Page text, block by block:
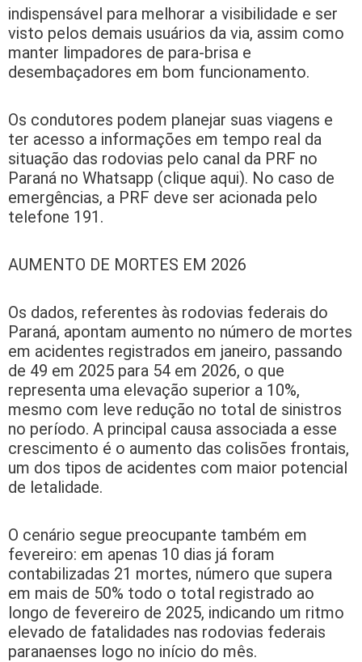
indispensável para melhorar a visibilidade e ser
visto pelos demais usuários da via, assim como
manter limpadores de para-brisa e
desembaçadores em bom funcionamento.
Os condutores podem planejar suas viagens e
ter acesso a informações em tempo real da
situação das rodovias pelo canal da PRF no
Paraná no Whatsapp (clique aqui). No caso de
emergências, a PRF deve ser acionada pelo
telefone 191.
AUMENTO DE MORTES EM 2026
Os dados, referentes às rodovias federais do
Paraná, apontam aumento no número de mortes
em acidentes registrados em janeiro, passando
de 49 em 2025 para 54 em 2026, o que
representa uma elevação superior a 10%,
mesmo com leve redução no total de sinistros
no período. A principal causa associada a esse
crescimento é o aumento das colisões frontais,
um dos tipos de acidentes com maior potencial
de letalidade.
O cenário segue preocupante também em
fevereiro: em apenas 10 dias já foram
contabilizadas 21 mortes, número que supera
em mais de 50% todo o total registrado ao
longo de fevereiro de 2025, indicando um ritmo
elevado de fatalidades nas rodovias federais
paranaenses logo no início do mês.